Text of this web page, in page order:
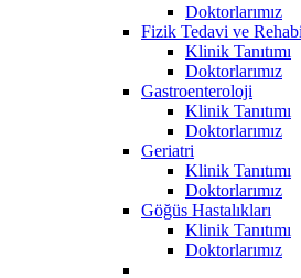
Doktorlarımız
Fizik Tedavi ve
Klinik Tanıtımı
Doktorlarımız
Gastroenteroloji
Klinik Tanıtımı
Doktorlarımız
Geriatri
Klinik Tanıtımı
Doktorlarımız
Göğüs Hastalıkları
Klinik Tanıtımı
Doktorlarımız